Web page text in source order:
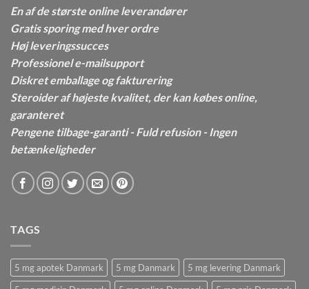
En af de største online leverandører
Gratis sporing med hver ordre
Høj leveringssucces
Professionel e-mailsupport
Diskret emballage og fakturering
Steroider af højeste kvalitet, der kan købes online,
garanteret
Pengene tilbage-garanti - Fuld refusion - Ingen
betænkeligheder
TAGS
5 mg apotek Danmark 5 mg Danmark
5 mg levering Danmark